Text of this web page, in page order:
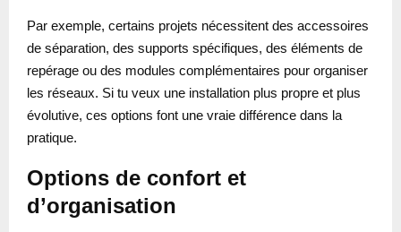
Par exemple, certains projets nécessitent des accessoires
de séparation, des supports spécifiques, des éléments de
repérage ou des modules complémentaires pour organiser
les réseaux. Si tu veux une installation plus propre et plus
évolutive, ces options font une vraie différence dans la
pratique.
Options de confort et
d’organisation